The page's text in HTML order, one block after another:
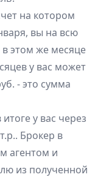
на котором
вы на всю
этом же месяце
у вас может
- это сумма
у вас через
Брокер в
агентом и
из полученной